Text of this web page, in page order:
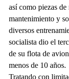
así como piezas
mantenimiento y
diversos
socialista dio el
de su flota de
menos de 10 años.
Tratando con